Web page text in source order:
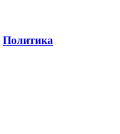
Политика